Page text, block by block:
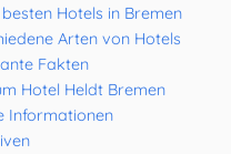
Hotels in Bremen
Arten von Hotels
Fakten
Hotel Heldt Bremen
Informationen